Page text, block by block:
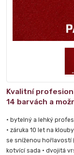
Kvalitní
14 barvách a
• bytelný a lehký
• záruka 10 let na
se sníženou hořlavostí
kotvící sada • dvojitá